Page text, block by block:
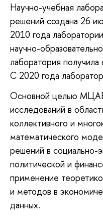
Научно-учебная
решений создана 26
2010 года
научно-
лаборатория
С 2020 года
Основной целью
исследований в
коллективного и
математического
решений в социально-
политической и
применение
и методов в
данных.